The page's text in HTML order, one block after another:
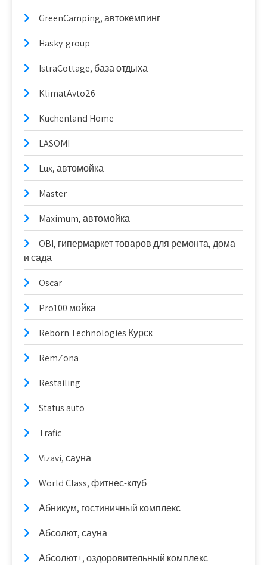
GreenCamping, автокемпинг
Hasky-group
IstraCottage, база отдыха
KlimatAvto26
Kuchenland Home
LASOMI
Lux, автомойка
Master
Maximum, автомойка
OBI, гипермаркет товаров для ремонта, дома
и сада
Oscar
Pro100 мойка
Reborn Technologies Курск
RemZona
Restailing
Status auto
Trafic
Vizavi, сауна
World Class, фитнес-клуб
Абникум, гостиничный комплекс
Абсолют, сауна
Абсолют+, оздоровительный комплекс